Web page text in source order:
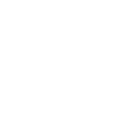
катер стал
как российская
анклаве: военные